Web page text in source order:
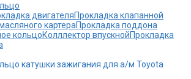
двигателяПрокладка клапанной
картераПрокладка поддона
кольцоКолллектор впускнойПрокладка
катушки зажигания для а/м Toyota